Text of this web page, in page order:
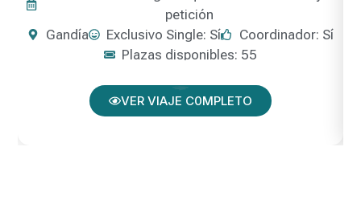
petición
Gandía
Exclusivo Single: Sí
Coordinador: Sí
Plazas disponibles: 55
VER VIAJE C0MPLETO